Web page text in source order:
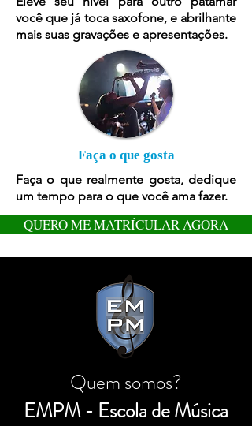
você que já toca saxofone, e abrilhante
mais suas gravações e apresentações.
Faça o que gosta
Faça o que realmente gosta, dedique
um tempo para o que você ama fazer.
QUERO ME MATRÍCULAR AGORA
Quem somos?
EMPM - Escola de Música